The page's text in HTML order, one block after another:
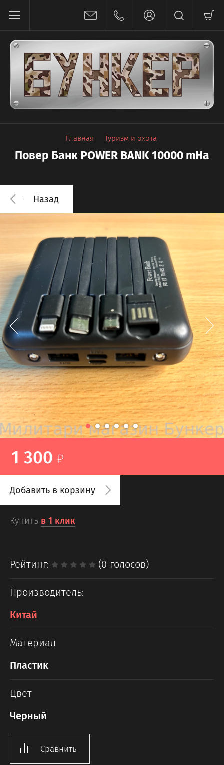
Главная Туризм и охота
Повер Банк POWER BANK 10000 mHa
Назад
1 300
Добавить в корзину
Купить в 1 клик
Рейтинг: (0 голосов)
Производитель:
Китай
Материал
Пластик
Цвет
Черный
Сравнить